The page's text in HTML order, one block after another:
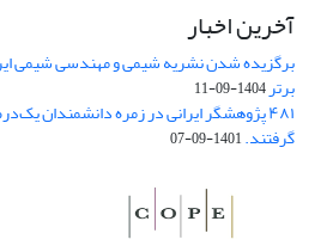
آخرین اخبار
برگزیده شدن نشریه شیمی و مهندسی شیمی
برتر1404-09-11
۴۸۱ پژوهشگر ایرانی در زمره دانشمندان
گرفتند.1401-09-07